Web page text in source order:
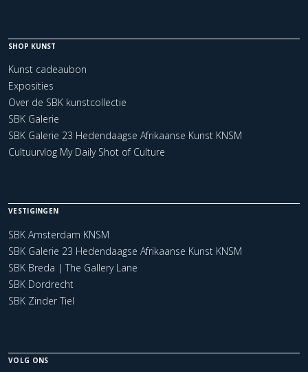
SHOP KUNST
Kunst cadeaubon
Exposities
Over de SBK kunstcollectie
SBK Galerie
SBK Galerie 23 Hedendaagse Afrikaanse Kunst KNSM
Cultuurvlog My Daily Shot of Culture
VESTIGINGEN
SBK Amsterdam KNSM
SBK Galerie 23 Hedendaagse Afrikaanse Kunst KNSM
SBK Breda | The Gallery Lane
SBK Dordrecht
SBK Zinder Tiel
VOLG ONS